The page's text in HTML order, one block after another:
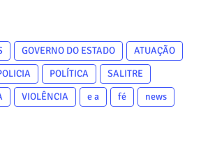
GOVERNO DO ESTADO
ATUAÇÃO
POLÍTICA
SALITRE
VIOLÊNCIA e a fé news